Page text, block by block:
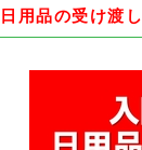
日用品の受け渡し